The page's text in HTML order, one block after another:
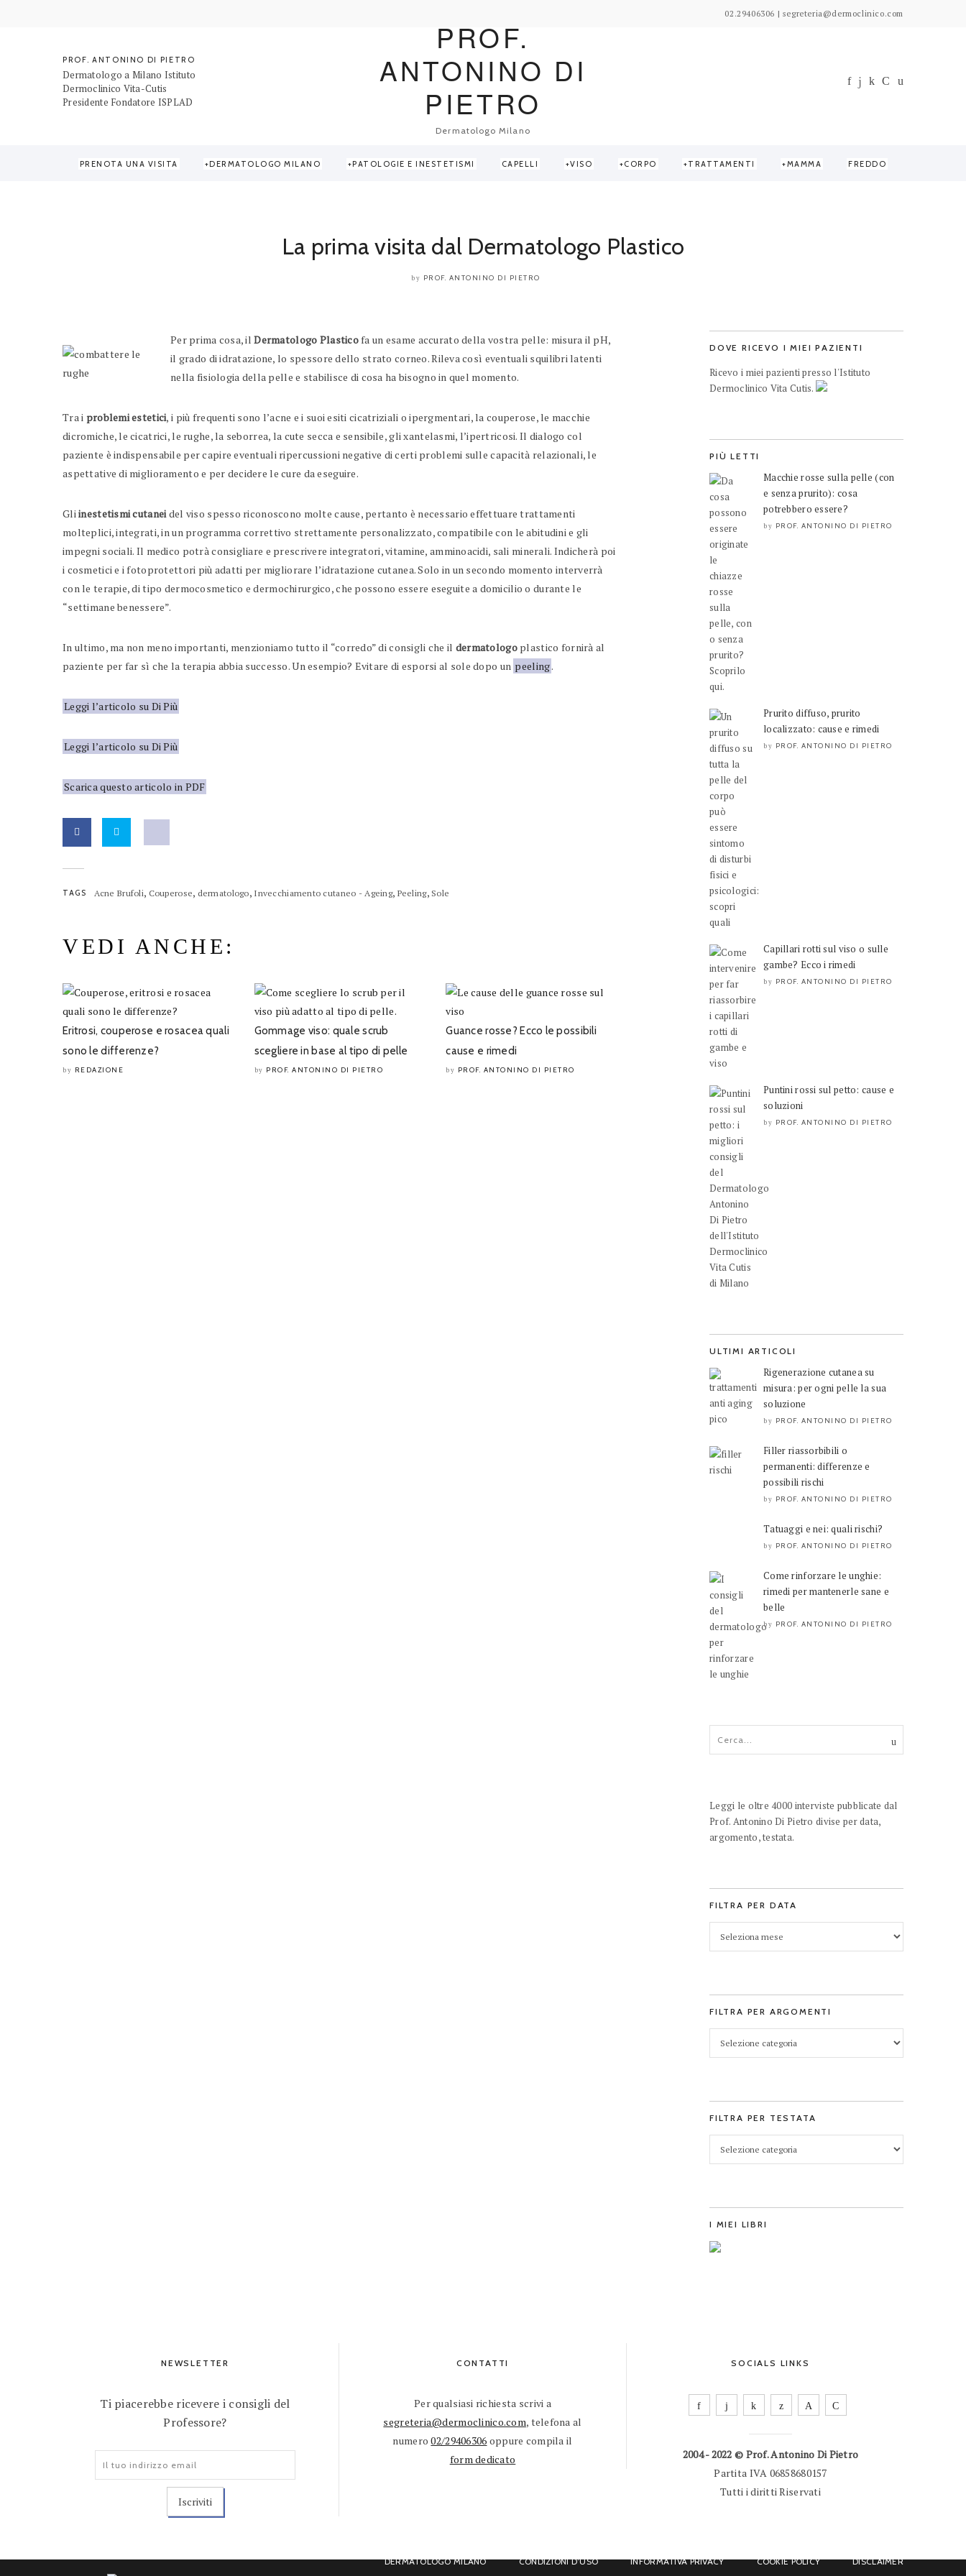
02.29406306 | segreteria@dermoclinico.com
PROF. ANTONINO DI PIETRO
Dermatologo a Milano Istituto
Dermoclinico Vita-Cutis
Presidente Fondatore ISPLAD
PROF.
ANTONINO DI
PIETRO
Dermatologo Milano
PRENOTA UNA VISITA DERMATOLOGO MILANO PATOLOGIE E INESTETISMI CAPELLI VISO CORPO TRATTAMENTI MAMMA FREDDO
La prima visita dal Dermatologo Plastico
by PROF. ANTONINO DI PIETRO
Per prima cosa, ilDermatologo Plasticofa un esame accurato della vostra pelle: misura il pH,
il grado di idratazione, lo spessore dello strato corneo. Rileva così eventuali squilibri latenti
nella fisiologia della pelle e stabilisce di cosa ha bisogno in quel momento.
Tra i problemi estetici, i più frequenti sono l’acne e i suoi esiti cicatriziali o ipergmentari, la couperose, le macchie
dicromiche, le cicatrici, le rughe, la seborrea, la cute secca e sensibile, gli xantelasmi, l’ipertricosi. Il dialogo col
paziente è indispensabile per capire eventuali ripercussioni negative di certi problemi sulle capacità relazionali, le
aspettative di miglioramento e per decidere le cure da eseguire.
Gliinestetismi cutaneidel viso spesso riconoscono molte cause, pertanto è necessario effettuare trattamenti
molteplici, integrati, in un programma correttivo strettamente personalizzato, compatibile con le abitudini e gli
impegni sociali. Il medico potrà consigliare e prescrivere integratori, vitamine, amminoacidi, sali minerali. Indicherà poi
i cosmetici e i fotoprotettori più adatti per migliorare l’idratazione cutanea. Solo in un secondo momento interverrà
con le terapie, di tipo dermocosmetico e dermochirurgico, che possono essere eseguite a domicilio o durante le
“settimane benessere”.
In ultimo, ma non meno importanti, menzioniamo tutto il “corredo” di consigli che il dermatologoplastico fornirà al
paziente per far sì che la terapia abbia successo. Un esempio? Evitare di esporsi al sole dopo un peeling.
Leggi l’articolo su Di Più
Leggi l’articolo su Di Più
Scarica questo articolo in PDF
TAGS Acne Brufoli, Couperose, dermatologo, Invecchiamento cutaneo - Ageing, Peeling, Sole
VEDI ANCHE:
Eritrosi, couperose e rosacea quali
sono le differenze?
by REDAZIONE
Gommage viso: quale scrub
scegliere in base al tipo di pelle
by PROF. ANTONINO DI PIETRO
Guance rosse? Ecco le possibili
cause e rimedi
by PROF. ANTONINO DI PIETRO
DOVE RICEVO I MIEI PAZIENTI
Ricevo i miei pazienti presso l'Istituto
Dermoclinico Vita Cutis.
PIÙ LETTI
Macchie rosse sulla pelle (con
e senza prurito): cosa
potrebbero essere?
by PROF. ANTONINO DI PIETRO
Prurito diffuso, prurito
localizzato: cause e rimedi
by PROF. ANTONINO DI PIETRO
Capillari rotti sul viso o sulle
gambe? Ecco i rimedi
by PROF. ANTONINO DI PIETRO
Puntini rossi sul petto: cause e
soluzioni
by PROF. ANTONINO DI PIETRO
ULTIMI ARTICOLI
Rigenerazione cutanea su
misura: per ogni pelle la sua
soluzione
by PROF. ANTONINO DI PIETRO
Filler riassorbibili o
permanenti: differenze e
possibili rischi
by PROF. ANTONINO DI PIETRO
Tatuaggi e nei: quali rischi?
by PROF. ANTONINO DI PIETRO
Come rinforzare le unghie:
rimedi per mantenerle sane e
belle
by PROF. ANTONINO DI PIETRO
Leggi le oltre 4000 interviste pubblicate dal
Prof. Antonino Di Pietro divise per data,
argomento, testata.
FILTRA PER DATA
FILTRA PER ARGOMENTI
FILTRA PER TESTATA
I MIEI LIBRI
NEWSLETTER
Ti piacerebbe ricevere i consigli del
Professore?
Indirizzo
email:
CONTATTI
Per qualsiasi richiesta scrivi a
segreteria@dermoclinico.com, telefona al
numero02/29406306 oppure compila il
form dedicato
SOCIALS LINKS
2004 - 2022 © Prof. Antonino Di Pietro
Partita IVA 06858680157
Tutti i diritti Riservati
DERMATOLOGO MILANO CONDIZIONI D’USO INFORMATIVA PRIVACY COOKIE POLICY DISCLAIMER